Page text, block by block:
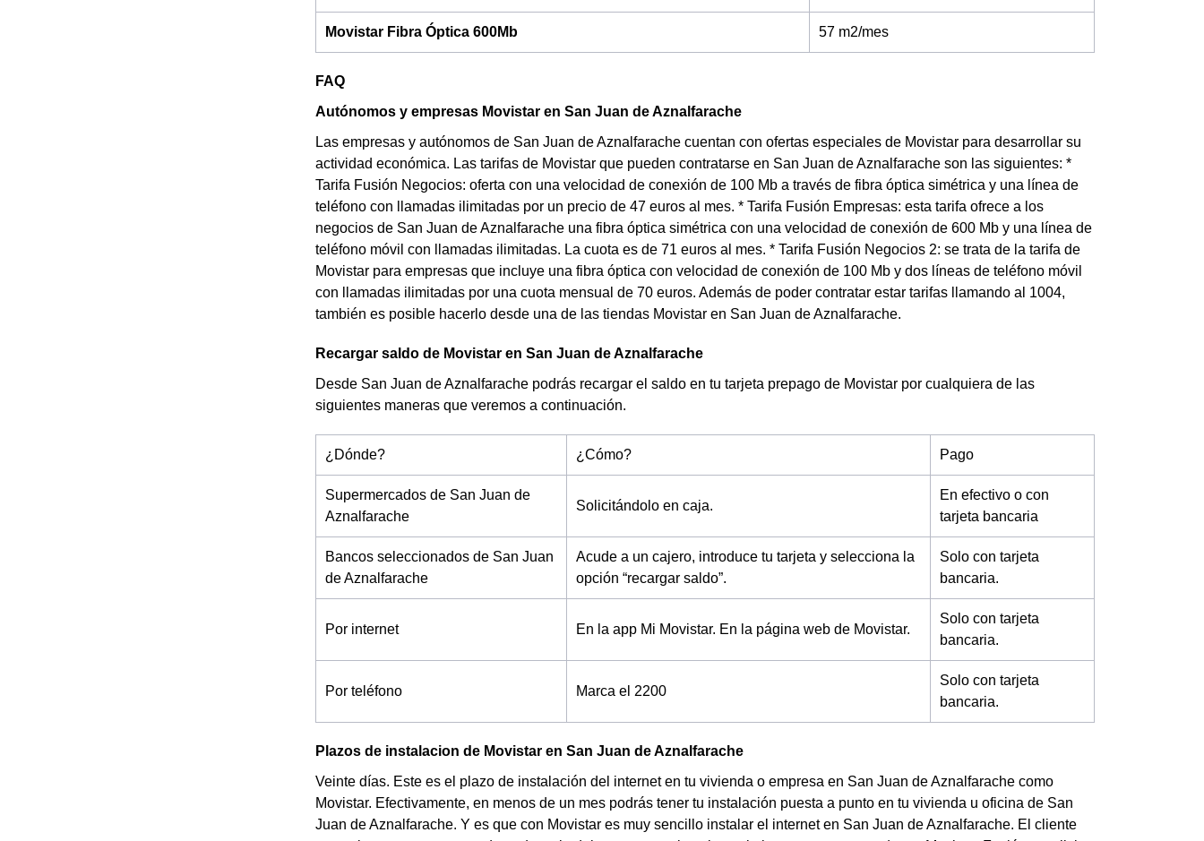
Movistar Fibra Óptica 600Mb 57 m2/mes
FAQ
Autónomos y empresas Movistar en San Juan de Aznalfarache
Las empresas y autónomos de San Juan de Aznalfarache cuentan con ofertas especiales de Movistar para desarrollar su
actividad económica. Las tarifas de Movistar que pueden contratarse en San Juan de Aznalfarache son las siguientes: *
Tarifa Fusión Negocios: oferta con una velocidad de conexión de 100 Mb a través de fibra óptica simétrica y una línea de
teléfono con llamadas ilimitadas por un precio de 47 euros al mes. * Tarifa Fusión Empresas: esta tarifa ofrece a los
negocios de San Juan de Aznalfarache una fibra óptica simétrica con una velocidad de conexión de 600 Mb y una línea de
teléfono móvil con llamadas ilimitadas. La cuota es de 71 euros al mes. * Tarifa Fusión Negocios 2: se trata de la tarifa de
Movistar para empresas que incluye una fibra óptica con velocidad de conexión de 100 Mb y dos líneas de teléfono móvil
con llamadas ilimitadas por una cuota mensual de 70 euros. Además de poder contratar estar tarifas llamando al 1004,
también es posible hacerlo desde una de las tiendas Movistar en San Juan de Aznalfarache.
Recargar saldo de Movistar en San Juan de Aznalfarache
Desde San Juan de Aznalfarache podrás recargar el saldo en tu tarjeta prepago de Movistar por cualquiera de las
siguientes maneras que veremos a continuación.
¿Dónde? ¿Cómo? Pago
Supermercados de San Juan de
Aznalfarache
Solicitándolo en caja.
En efectivo o con
tarjeta bancaria
Bancos seleccionados de San Juan
de Aznalfarache
Acude a un cajero, introduce tu tarjeta y selecciona la
opción “recargar saldo”.
Solo con tarjeta
bancaria.
Por internet En la app Mi Movistar. En la página web de Movistar.
Solo con tarjeta
bancaria.
Por teléfono Marca el 2200
Solo con tarjeta
bancaria.
Plazos de instalacion de Movistar en San Juan de Aznalfarache
Veinte días. Este es el plazo de instalación del internet en tu vivienda o empresa en San Juan de Aznalfarache como
Movistar. Efectivamente, en menos de un mes podrás tener tu instalación puesta a punto en tu vivienda u oficina de San
Juan de Aznalfarache. Y es que con Movistar es muy sencillo instalar el internet en San Juan de Aznalfarache. El cliente